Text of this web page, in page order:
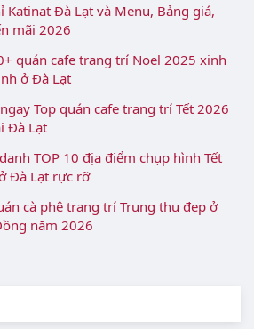
Katinat Đà Lạt và Menu, Bảng giá,
mãi 2026
quán cafe trang trí Noel 2025 xinh
ở Đà Lạt
Top quán cafe trang trí Tết 2026
Đà Lạt
TOP 10 địa điểm chụp hình Tết
Đà Lạt rực rỡ
cà phê trang trí Trung thu đẹp ở
năm 2026